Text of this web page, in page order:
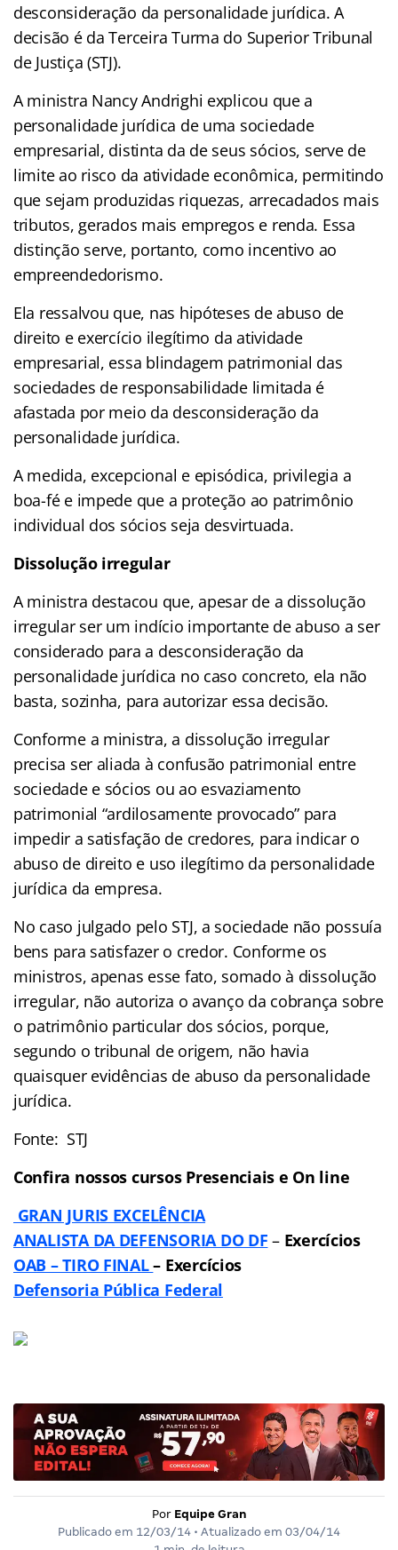
desconsideração da personalidade jurídica. A
decisão é da Terceira Turma do Superior Tribunal
de Justiça (STJ).
A ministra Nancy Andrighi explicou que a
personalidade jurídica de uma sociedade
empresarial, distinta da de seus sócios, serve de
limite ao risco da atividade econômica, permitindo
que sejam produzidas riquezas, arrecadados mais
tributos, gerados mais empregos e renda. Essa
distinção serve, portanto, como incentivo ao
empreendedorismo.
Ela ressalvou que, nas hipóteses de abuso de
direito e exercício ilegítimo da atividade
empresarial, essa blindagem patrimonial das
sociedades de responsabilidade limitada é
afastada por meio da desconsideração da
personalidade jurídica.
A medida, excepcional e episódica, privilegia a
boa-fé e impede que a proteção ao patrimônio
individual dos sócios seja desvirtuada.
Dissolução irregular
A ministra destacou que, apesar de a dissolução
irregular ser um indício importante de abuso a ser
considerado para a desconsideração da
personalidade jurídica no caso concreto, ela não
basta, sozinha, para autorizar essa decisão.
Conforme a ministra, a dissolução irregular
precisa ser aliada à confusão patrimonial entre
sociedade e sócios ou ao esvaziamento
patrimonial “ardilosamente provocado” para
impedir a satisfação de credores, para indicar o
abuso de direito e uso ilegítimo da personalidade
jurídica da empresa.
No caso julgado pelo STJ, a sociedade não possuía
bens para satisfazer o credor. Conforme os
ministros, apenas esse fato, somado à dissolução
irregular, não autoriza o avanço da cobrança sobre
o patrimônio particular dos sócios, porque,
segundo o tribunal de origem, não havia
quaisquer evidências de abuso da personalidade
jurídica.
Fonte: STJ
Confira nossos cursos Presenciais e On line
GRAN JURIS EXCELÊNCIA
ANALISTA DA DEFENSORIA DO DF – Exercícios
OAB – TIRO FINAL– Exercícios
Defensoria Pública Federal
Por Equipe Gran
Publicado em 12/03/14 • Atualizado em 03/04/14